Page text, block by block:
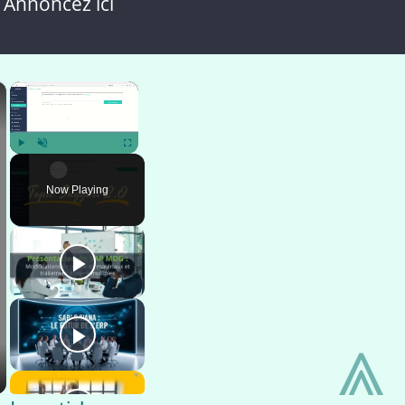
⩓
×
Unmute Fullscreen
Now Playing